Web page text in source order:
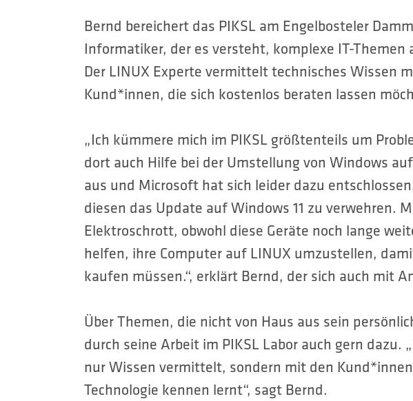
Bernd bereichert das PIKSL am Engelbosteler
Informatiker, der es versteht, komplexe IT-
Der LINUX Experte vermittelt technisches Wissen
Kund*innen, die sich kostenlos beraten lassen
„Ich kümmere mich im PIKSL größtenteils um
dort auch Hilfe bei der Umstellung von Windows
aus und Microsoft hat sich leider dazu
diesen das Update auf Windows 11 zu verwehren.
Elektroschrott, obwohl diese Geräte noch lange
helfen, ihre Computer auf LINUX umzustellen,
kaufen müssen.“, erklärt Bernd, der sich auch mit
Über Themen, die nicht von Haus aus sein
durch seine Arbeit im PIKSL Labor auch gern
nur Wissen vermittelt, sondern mit den
Technologie kennen lernt“, sagt Bernd.